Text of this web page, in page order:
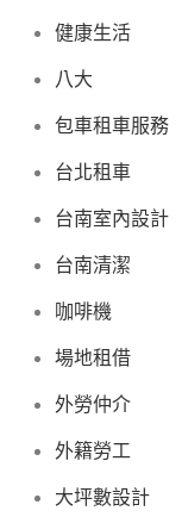
健康生活
八大
包車租車服務
台北租車
台南室內設計
台南清潔
咖啡機
場地租借
外勞仲介
外籍勞工
大坪數設計